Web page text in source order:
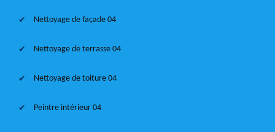
Nettoyage de façade 04
Nettoyage de terrasse 04
Nettoyage de toiture 04
Peintre intérieur 04